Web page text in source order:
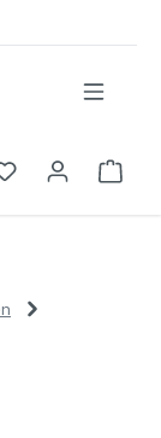
Du hast 0